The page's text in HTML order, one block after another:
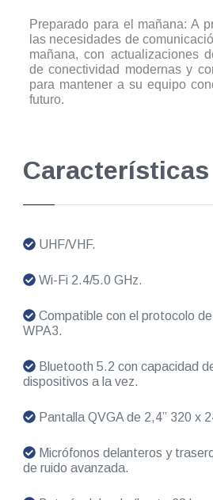
Preparado para el mañana: A
las necesidades de
mañana, con actualizaciones
de conectividad modernas y
para mantener a su equipo
futuro.
Características
UHF/VHF.
Wi-Fi 2.4/5.0 GHz.
Compatible con el protocolo
WPA3.
Bluetooth 5.2 con capacidad
dispositivos a la vez.
Pantalla QVGA de 2,4” 320 x
Micrófonos delanteros y
de ruido avanzada.